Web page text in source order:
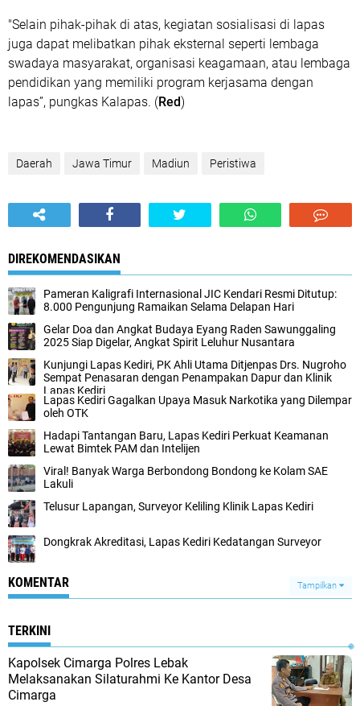
"Selain pihak-pihak di atas, kegiatan sosialisasi di lapas
juga dapat melibatkan pihak eksternal seperti lembaga
swadaya masyarakat, organisasi keagamaan, atau lembaga
pendidikan yang memiliki program kerjasama dengan
lapas”, pungkas Kalapas. (Red)
Daerah Jawa Timur Madiun Peristiwa
DIREKOMENDASIKAN
Pameran Kaligrafi Internasional JIC Kendari Resmi Ditutup:
8.000 Pengunjung Ramaikan Selama Delapan Hari
Gelar Doa dan Angkat Budaya Eyang Raden Sawunggaling
2025 Siap Digelar, Angkat Spirit Leluhur Nusantara
Kunjungi Lapas Kediri, PK Ahli Utama Ditjenpas Drs. Nugroho
Sempat Penasaran dengan Penampakan Dapur dan Klinik
Lapas Kediri
Lapas Kediri Gagalkan Upaya Masuk Narkotika yang Dilempar
oleh OTK
Hadapi Tantangan Baru, Lapas Kediri Perkuat Keamanan
Lewat Bimtek PAM dan Intelijen
Viral! Banyak Warga Berbondong Bondong ke Kolam SAE
Lakuli
Telusur Lapangan, Surveyor Keliling Klinik Lapas Kediri
Dongkrak Akreditasi, Lapas Kediri Kedatangan Surveyor
KOMENTAR Tampilkan
TERKINI
Kapolsek Cimarga Polres Lebak
Melaksanakan Silaturahmi Ke Kantor Desa
Cimarga